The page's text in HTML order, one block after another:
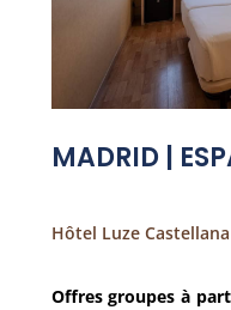
MADRID |
Hôtel Luze
Offres groupes à